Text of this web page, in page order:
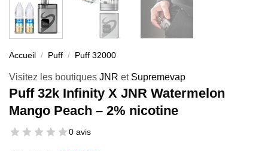
Accueil / Puff / Puff 32000
Visitez les boutiques JNR et Supremevap
Puff 32k Infinity X JNR Watermelon
Mango Peach – 2% nicotine
0 avis